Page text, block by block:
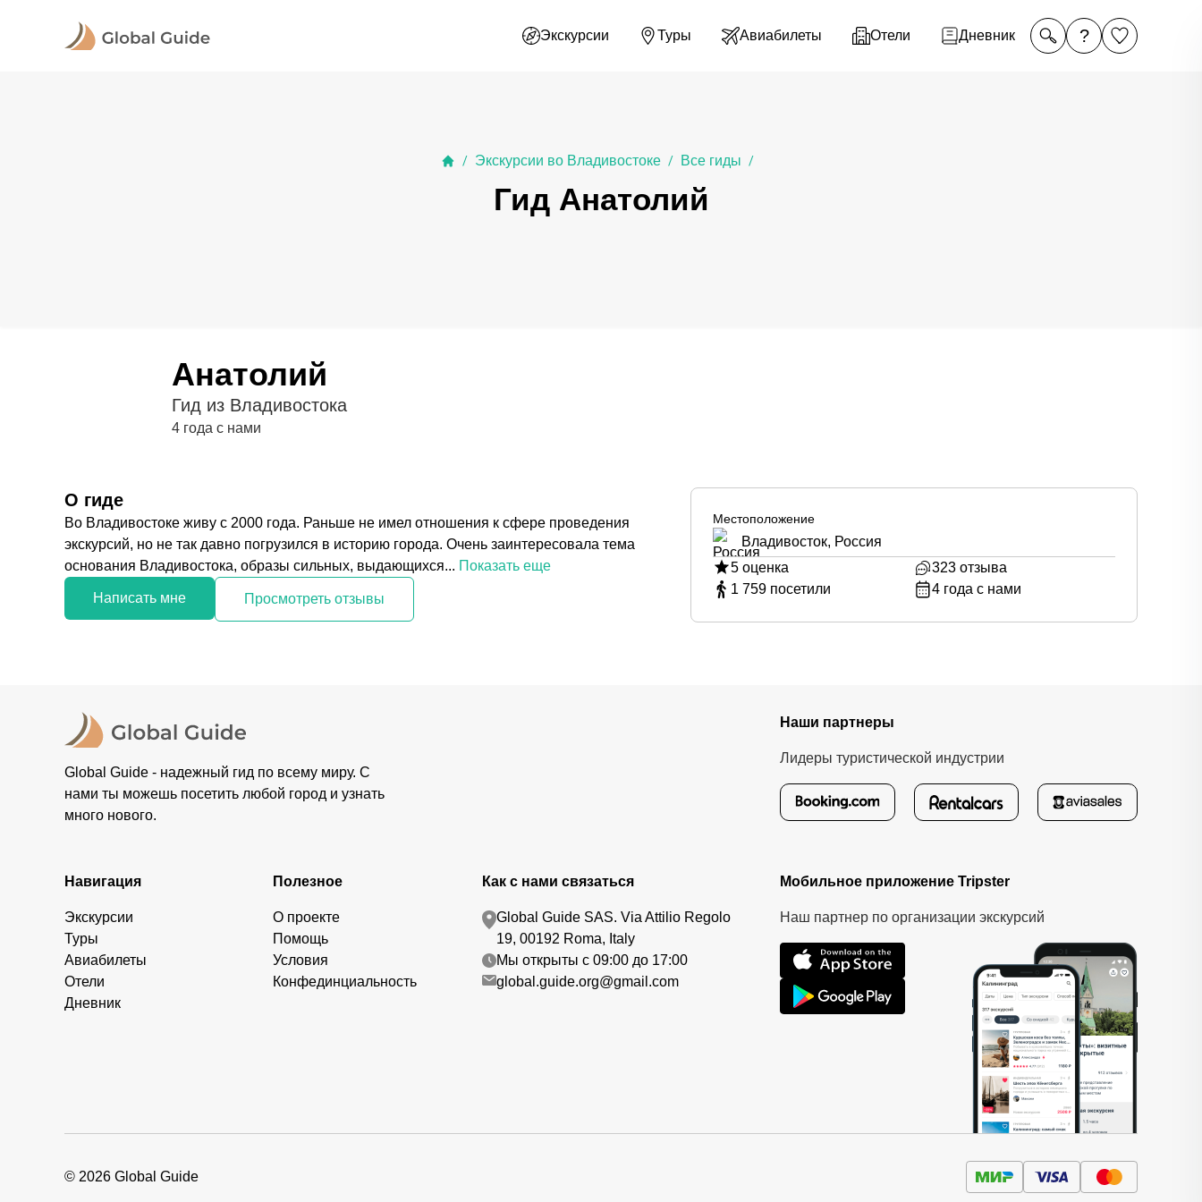
Экскурсии Туры Авиабилеты Отели Дневник ?
/ Экскурсии во Владивостоке / Все гиды /
Гид Анатолий
Анатолий
Гид из Владивостока
4 года с нами
О гиде
Во Владивостоке живу с 2000 года. Раньше не имел отношения к сфере проведения
экскурсий, но не так давно погрузился в историю города. Очень заинтересовала тема
основания Владивостока, образы сильных, выдающихся... Показать еще
Написать мне Просмотреть отзывы
Местоположение
Владивосток, Россия
5 оценка 323 отзыва
1 759 посетили 4 года с нами
Global Guide - надежный гид по всему миру. С
нами ты можешь посетить любой город и узнать
много нового.
Наши партнеры
Лидеры туристической индустрии
Навигация
Экскурсии
Туры
Авиабилеты
Отели
Дневник
Полезное
О проекте
Помощь
Условия
Конфединциальность
Как с нами связаться
Global Guide SAS. Via Attilio Regolo
19, 00192 Roma, Italy
Мы открыты с 09:00 до 17:00
global.guide.org@gmail.com
Мобильное приложение Tripster
Наш партнер по организации экскурсий
© 2026 Global Guide